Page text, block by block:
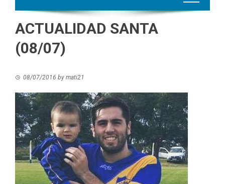
ACTUALIDAD SANTA
(08/07)
08/07/2016 by mati21